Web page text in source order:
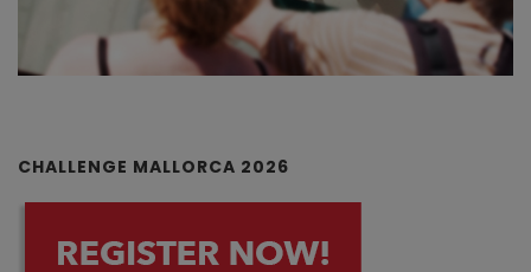
CHALLENGE MALLORCA 2026